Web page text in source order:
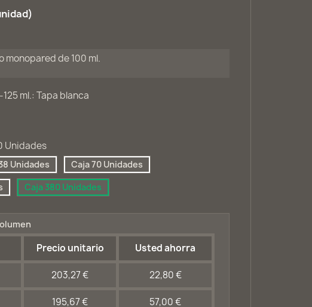
monopared de 100 ml.
ml.: Tapa blanca
Unidades
Unidades
Caja 70 Unidades
Caja 380 Unidades
Precio unitario Usted ahorra
203,27 € 22,80 €
195,67 € 57,00 €